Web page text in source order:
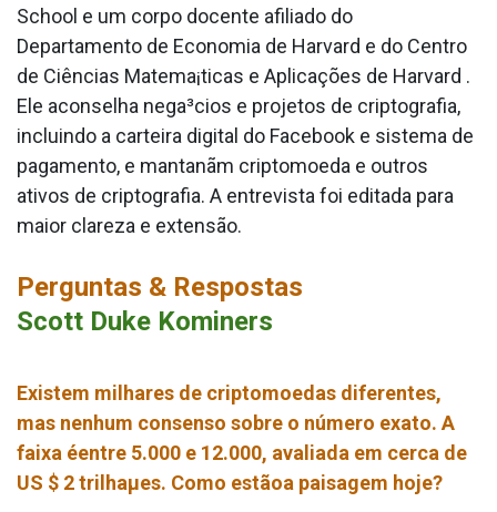
School e um corpo docente afiliado do
Departamento de Economia de Harvard e do Centro
de Ciências Matema¡ticas e Aplicações de Harvard .
Ele aconselha nega³cios e projetos de criptografia,
incluindo a carteira digital do Facebook e sistema de
pagamento, e mantanãm criptomoeda e outros
ativos de criptografia. A entrevista foi editada para
maior clareza e extensão.
Perguntas & Respostas
Scott Duke Kominers
Existem milhares de criptomoedas diferentes,
mas nenhum consenso sobre o número exato. A
faixa éentre 5.000 e 12.000, avaliada em cerca de
US $ 2 trilhaµes. Como estãoa paisagem hoje?